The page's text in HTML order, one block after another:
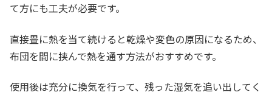
て方にも工夫が必要です。
直接畳に熱を当て続けると乾燥や変色の原因になるため、
布団を間に挟んで熱を通す方法がおすすめです。
使用後は充分に換気を行って、残った湿気を追い出してく